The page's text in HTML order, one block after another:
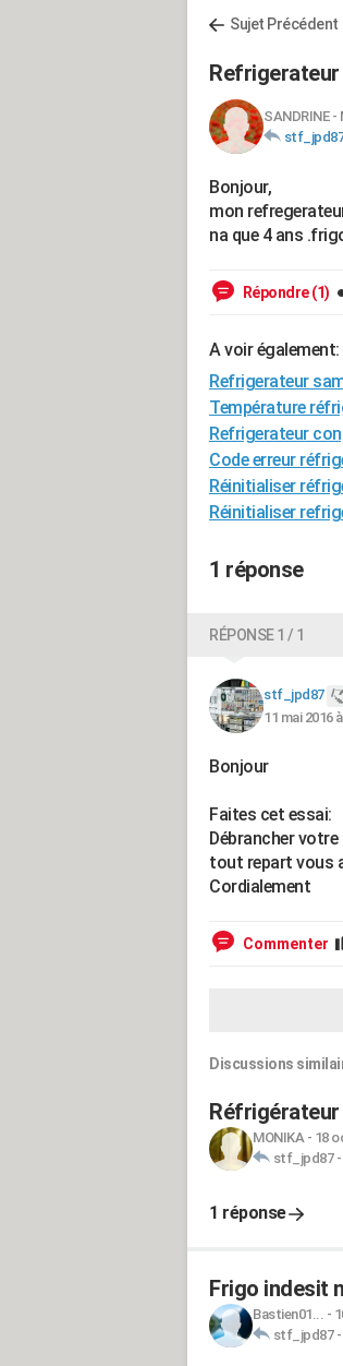
Sujet Précédent
SANDRINE-
stf_jpd87
Bonjour,
mon
na que 4 ans
Répondre (1)
A voir également:
Refrigerateur
Température
Refrigerateur
Code erreur
Réinitialiser
Réinitialiser
1 réponse
RÉPONSE 1 / 1
stf_jpd87
11 mai 2016
Bonjour
Faites cet essai:
Débrancher
tout repart vous
Cordialement
Commenter
Discussions
Réfrigérateur
MONIKA- 18
stf_jpd87-
1 réponse
Frigo indesit
Bastien01... -
stf_jpd87-